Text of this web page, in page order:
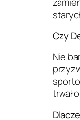
Czy
Nie